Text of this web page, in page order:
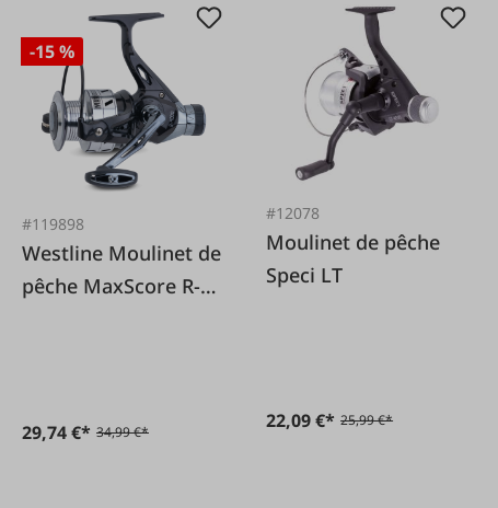
-15 %
#119898
Westline Moulinet de
pêche MaxScore R-
29,74 €* 34,99 €*
#12078
Moulinet de pêche
Speci LT
22,09 €* 25,99 €*